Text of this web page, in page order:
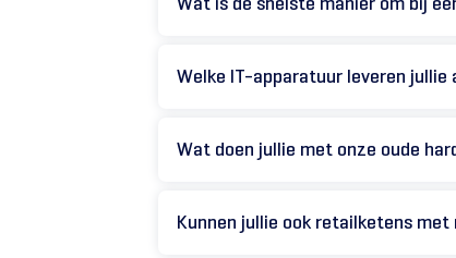
Welke IT-apparatuur leveren
Wat doen jullie met onze oude
Kunnen jullie ook retailketens